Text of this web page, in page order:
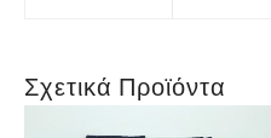
Σχετικά Προϊόντα